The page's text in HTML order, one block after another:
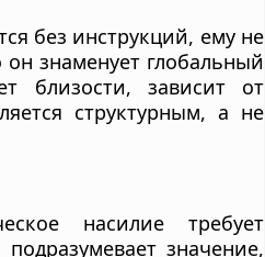
без инструкций, ему не
он знаменует глобальный
близости, зависит от
структурным, а не
насилие требует
значение,